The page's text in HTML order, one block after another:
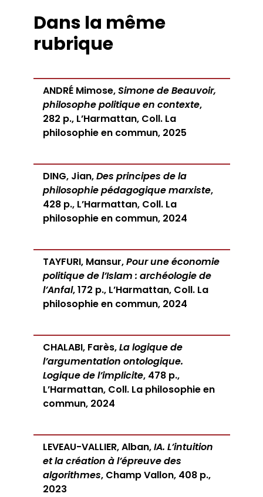
Dans la même
rubrique
ANDRÉ Mimose,Simone de Beauvoir,
philosophe politique en contexte,
282 p., L’Harmattan, Coll. La
philosophie en commun, 2025
DING, Jian,Des principes de la
philosophie pédagogique marxiste,
428 p., L’Harmattan, Coll. La
philosophie en commun, 2024
TAYFURI, Mansur,Pour une économie
politique de l’Islam : archéologie de
l’Anfal, 172 p., L’Harmattan, Coll. La
philosophie en commun, 2024
CHALABI, Farès,La logique de
l’argumentation ontologique.
Logique de l’implicite, 478 p.,
L’Harmattan, Coll. La philosophie en
commun, 2024
LEVEAU-VALLIER, Alban,IA. L’intuition
et la création à l’épreuve des
algorithmes, Champ Vallon, 408 p.,
2023